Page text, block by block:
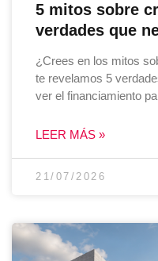
5 mitos sobre
verdades que
¿Crees en los mitos
te revelamos 5
ver el financiamiento
LEER MÁS »
21/07/2026